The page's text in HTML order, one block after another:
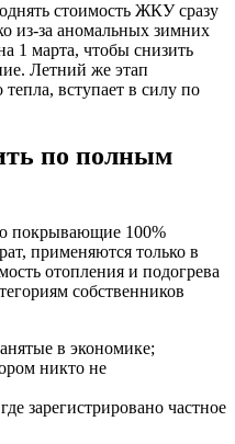
стоимость ЖКУ сразу
из-за аномальных зимних
1 марта, чтобы снизить
Летний же этап
вступает в силу по
по полным
покрывающие 100%
применяются только в
отопления и подогрева
собственников
в экономике;
никто не
зарегистрировано частное